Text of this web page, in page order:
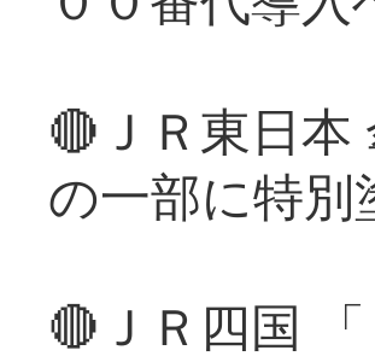
🔴ＪＲ東日本
の一部に特別
🔴ＪＲ四国